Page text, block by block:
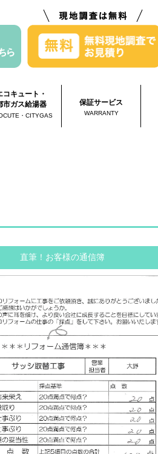
コキュート・
市ガス給湯器
・CITYGAS
保証サービス
WARRANTY
直筆！お客様の通信簿